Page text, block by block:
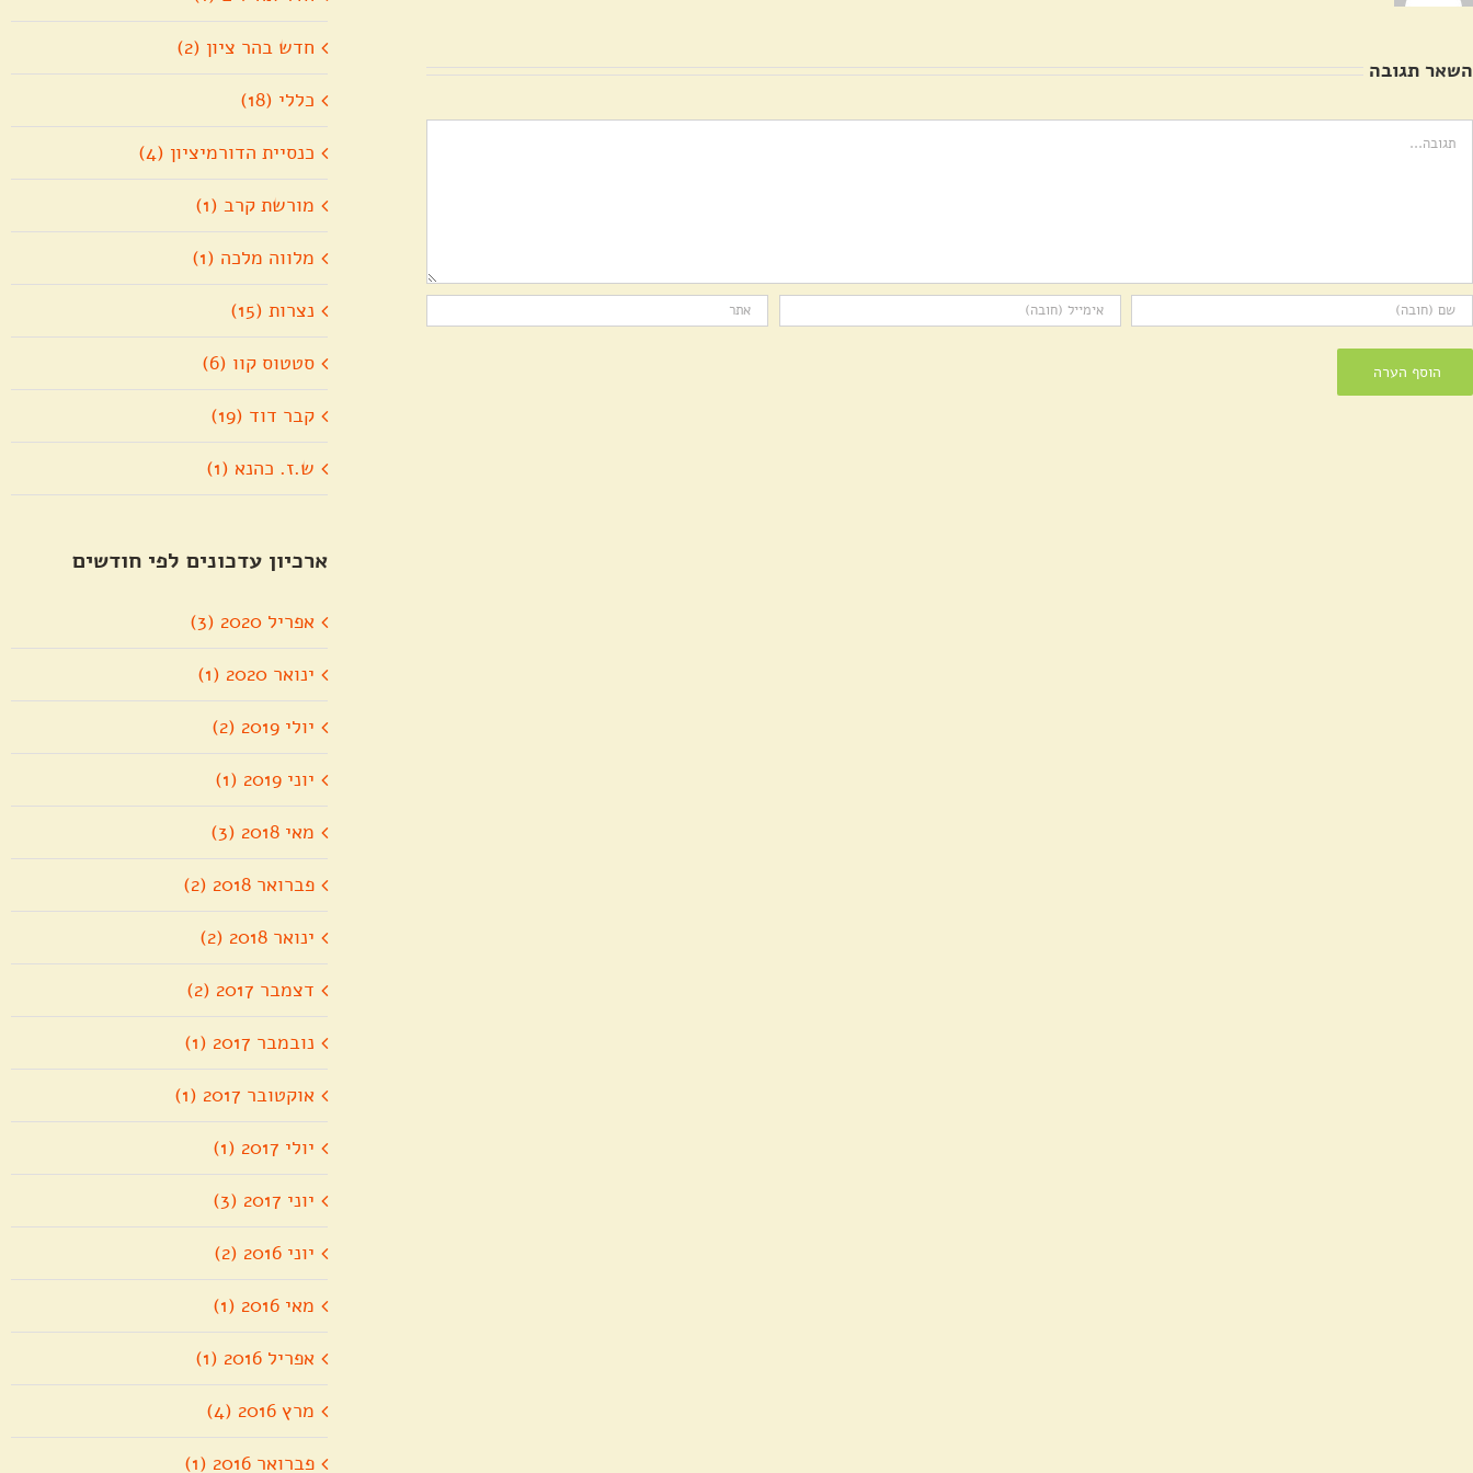
השאר תגובה
חדש בהר ציון (2)
כללי (18)
כנסיית הדורמיציון (4)
מורשת קרב (1)
מלווה מלכה (1)
נצרות (15)
סטטוס קוו (6)
קבר דוד (19)
ש.ז. כהנא (1)
ארכיון עדכונים לפי חודשים
אפריל 2020 (3)
ינואר 2020 (1)
יולי 2019 (2)
יוני 2019 (1)
מאי 2018 (3)
פברואר 2018 (2)
ינואר 2018 (2)
דצמבר 2017 (2)
נובמבר 2017 (1)
אוקטובר 2017 (1)
יולי 2017 (1)
יוני 2017 (3)
יוני 2016 (2)
מאי 2016 (1)
אפריל 2016 (1)
מרץ 2016 (4)
פברואר 2016 (1)